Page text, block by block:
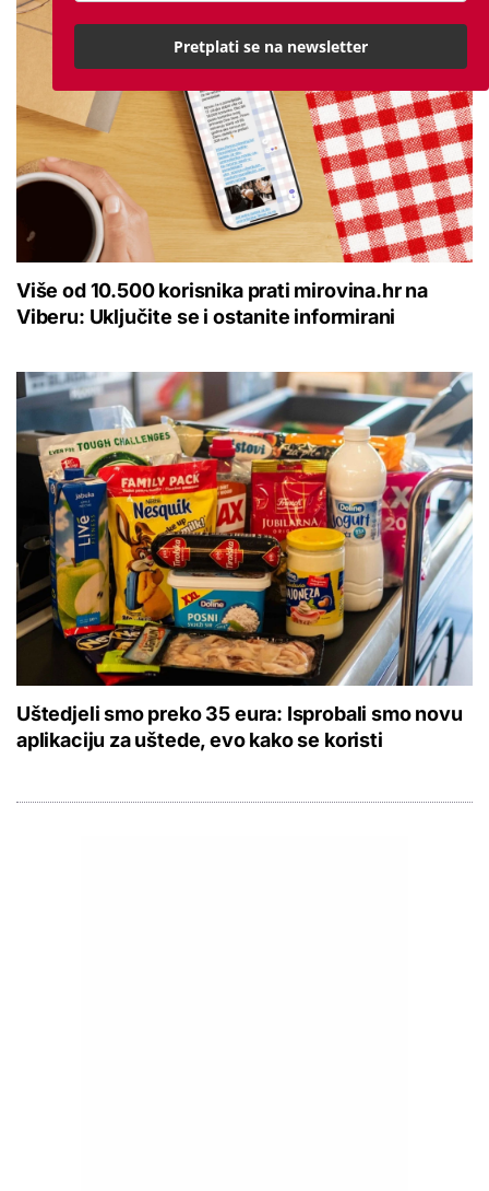
Više od 10.500 korisnika prati mirovina.hr na
Viberu: Uključite se i ostanite informirani
Uštedjeli smo preko 35 eura: Isprobali smo novu
aplikaciju za uštede, evo kako se koristi
Pretplati se na newsletter